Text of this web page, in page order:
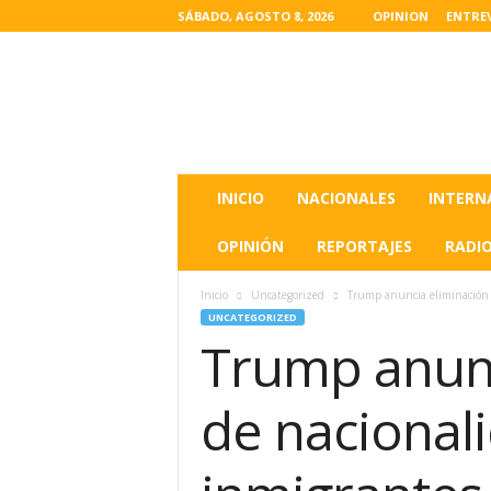
SÁBADO, AGOSTO 8, 2026 OPINION
INICIO NACIONALES
OPINIÓN REPORTAJES
Inicio Uncategorized Trump anuncia eliminación
UNCATEGORIZED
Trump
de